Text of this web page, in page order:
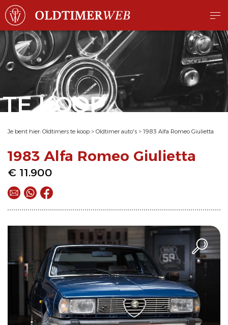
TE KOOP
Je bent hier: Oldtimers te koop > Oldtimer auto's > 1983 Alfa Romeo Giulietta
1983 Alfa Romeo Giulietta
€ 11.900